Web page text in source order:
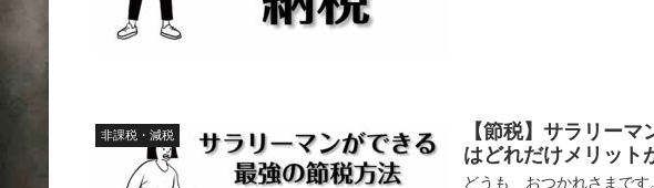
非課税・減税
【節税】サラリーマ
はどれだけメリット
どうも おつかれさまです